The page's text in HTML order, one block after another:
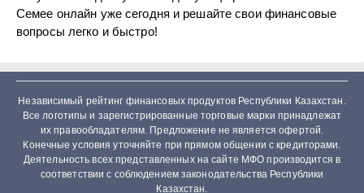
Семее онлайн уже сегодня и решайте свои финансовые
вопросы легко и быстро!
Независимый рейтинг финансовых продуктов Республики Казахстан.
Все логотипы и зарегистрированные торговые марки принадлежат
их правообладателям. Предложение не является офертой.
Конечные условия уточняйте при прямом общении с кредиторами.
Деятельность всех представленных на сайте МФО производится в
соответствии с соблюдением законодательства Республики
Казахстан.